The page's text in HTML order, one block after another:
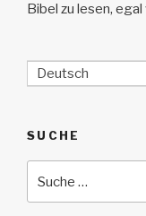
Bibel zu lesen,
Deutsch
SUCHE